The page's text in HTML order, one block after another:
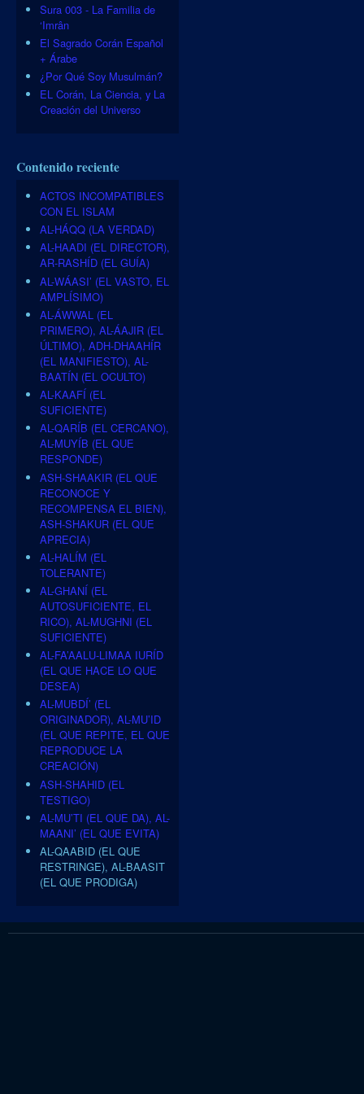
Sura 003 - La Familia de
‘Imrân
El Sagrado Corán Español
+ Árabe
¿Por Qué Soy Musulmán?
EL Corán, La Ciencia, y La
Creación del Universo
Contenido reciente
ACTOS INCOMPATIBLES
CON EL ISLAM
AL-HÁQQ (LA VERDAD)
AL-HAADI (EL DIRECTOR),
AR-RASHÍD (EL GUÍA)
AL-WÁASI’ (EL VASTO, EL
AMPLÍSIMO)
AL-ÁWWAL (EL
PRIMERO), AL-ÁAJIR (EL
ÚLTIMO), ADH-DHAAHÍR
(EL MANIFIESTO), AL-
BAATÍN (EL OCULTO)
AL-KAAFÍ (EL
SUFICIENTE)
AL-QARÍB (EL CERCANO),
AL-MUYÍB (EL QUE
RESPONDE)
ASH-SHAAKIR (EL QUE
RECONOCE Y
RECOMPENSA EL BIEN),
ASH-SHAKUR (EL QUE
APRECIA)
AL-HALÍM (EL
TOLERANTE)
AL-GHANÍ (EL
AUTOSUFICIENTE, EL
RICO), AL-MUGHNI (EL
SUFICIENTE)
AL-FA’AALU-LIMAA IURÍD
(EL QUE HACE LO QUE
DESEA)
AL-MUBDÍ’ (EL
ORIGINADOR), AL-MU’ID
(EL QUE REPITE, EL QUE
REPRODUCE LA
CREACIÓN)
ASH-SHAHID (EL
TESTIGO)
AL-MU’TI (EL QUE DA), AL-
MAANI’ (EL QUE EVITA)
AL-QAABID (EL QUE
RESTRINGE), AL-BAASIT
(EL QUE PRODIGA)